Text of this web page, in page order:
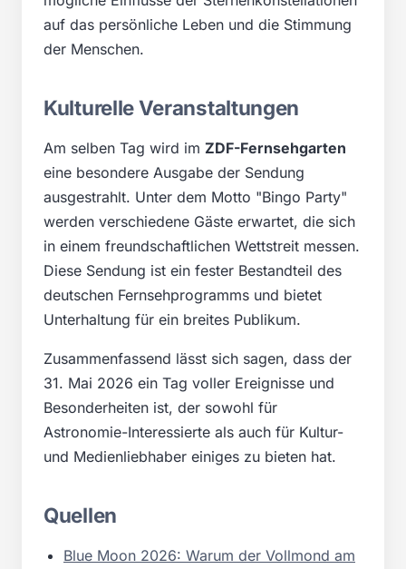
auf das persönliche Leben und die Stimmung
der Menschen.
Kulturelle Veranstaltungen
Am selben Tag wird im ZDF-Fernsehgarten
eine besondere Ausgabe der Sendung
ausgestrahlt. Unter dem Motto "Bingo Party"
werden verschiedene Gäste erwartet, die sich
in einem freundschaftlichen Wettstreit messen.
Diese Sendung ist ein fester Bestandteil des
deutschen Fernsehprogramms und bietet
Unterhaltung für ein breites Publikum.
Zusammenfassend lässt sich sagen, dass der
31. Mai 2026 ein Tag voller Ereignisse und
Besonderheiten ist, der sowohl für
Astronomie-Interessierte als auch für Kultur-
und Medienliebhaber einiges zu bieten hat.
Quellen
Blue Moon 2026: Warum der Vollmond am